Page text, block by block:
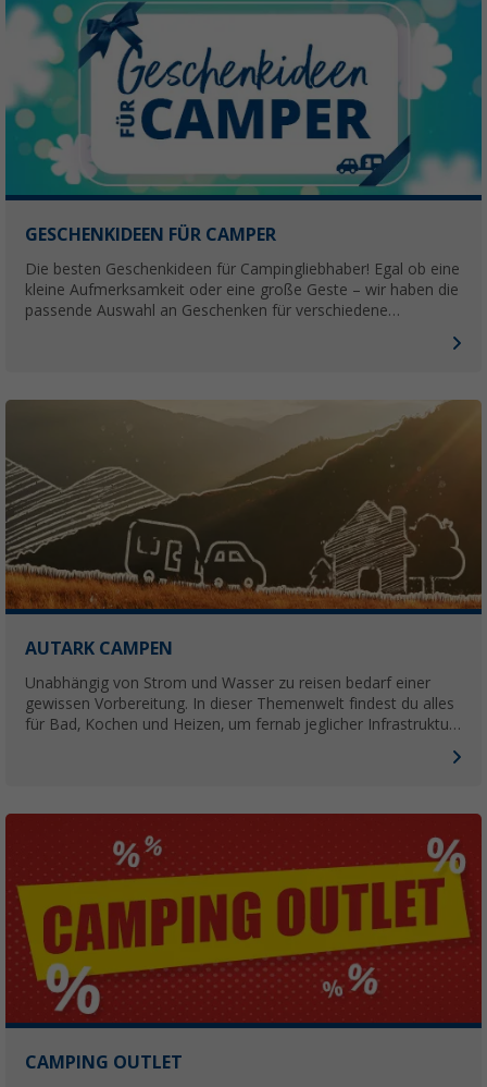
GESCHENKIDEEN FÜR CAMPER
Die besten Geschenkideen für Campingliebhaber! Egal ob eine
kleine Aufmerksamkeit oder eine große Geste – wir haben die
passende Auswahl an Geschenken für verschiedene
AUTARK CAMPEN
Unabhängig von Strom und Wasser zu reisen bedarf einer
gewissen Vorbereitung. In dieser Themenwelt findest du alles
für Bad, Kochen und Heizen, um fernab jeglicher Infrastruktur
CAMPING OUTLET